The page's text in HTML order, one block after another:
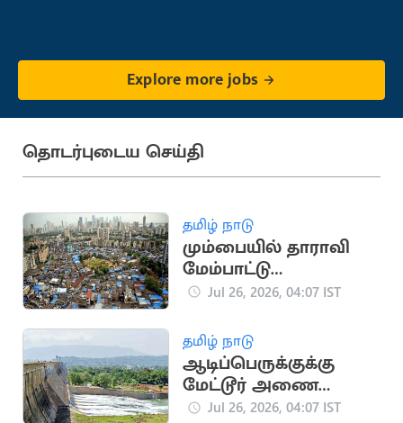
Explore more jobs
தொடர்புடைய செய்தி
தமிழ் நாடு
மும்பையில் தாராவி
மேம்பாட்டு
திட்டத்துக்காக
1,023 குடும்பங்கள்
Jul 26, 2026, 04:07 IST
தமிழ் நாடு
ஆடிப்பெருக்குக்கு
மேட்டூர் அணை
திறக்கப்படுமா?.. மக்கள்
Jul 26, 2026, 04:07 IST